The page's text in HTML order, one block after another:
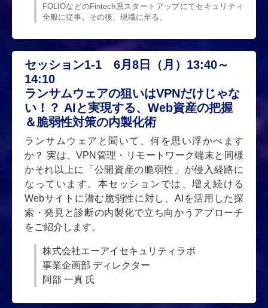
FOLIOなどのFintech系スタートアップにてセキュリティ
全般に従事。その後、現職に至る。
セッション1-1 6月8日（月）13:40～
14:10
ランサムウェアの狙いはVPNだけじゃな
い！？ AIと実現する、Web資産の把握
＆脆弱性対策の内製化術
ランサムウェアと聞いて、何を思い浮かべます
か？ 実は、VPN管理・リモートワーク端末と同様
かそれ以上に「公開資産の脆弱性」が侵入経路に
なっています。本セッションでは、増え続ける
Webサイトに潜む脆弱性に対し、AIを活用した探
索・発見と診断の内製化で立ち向かうアプローチ
をご紹介します。
株式会社エーアイセキュリティラボ
事業企画部 ディレクター
阿部 一真 氏